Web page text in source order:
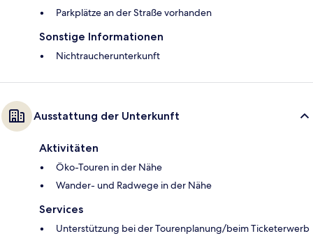
Parkplätze an der Straße vorhanden
Sonstige Informationen
Nichtraucherunterkunft
Ausstattung der Unterkunft
Aktivitäten
Öko-Touren in der Nähe
Wander- und Radwege in der Nähe
Services
Unterstützung bei der Tourenplanung/beim Ticketerwerb